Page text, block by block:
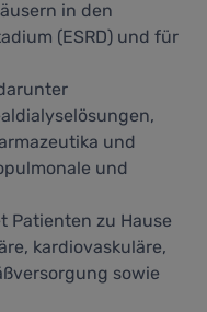
in den
(ESRD) und für
und
und
Patienten zu Hause
kardiovaskuläre,
sowie